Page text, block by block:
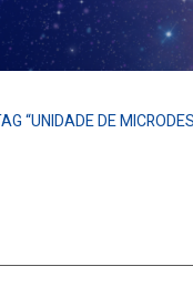
“UNIDADE DE